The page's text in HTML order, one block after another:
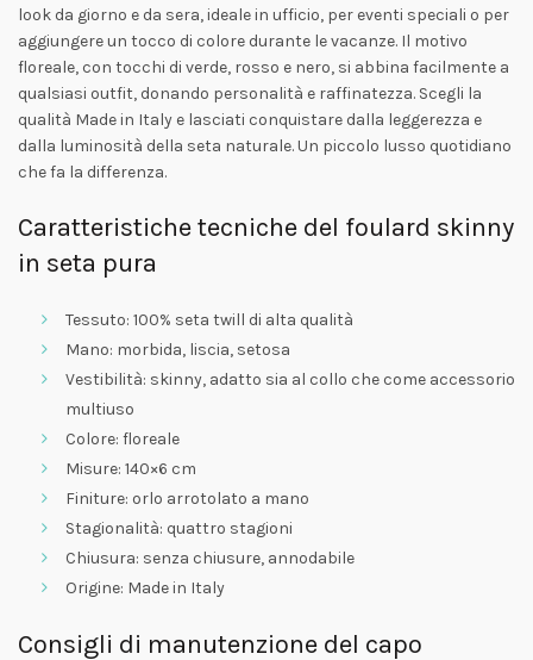
look da giorno e da sera, ideale in ufficio, per eventi speciali o per
aggiungere un tocco di colore durante le vacanze. Il motivo
floreale, con tocchi di verde, rosso e nero, si abbina facilmente a
qualsiasi outfit, donando personalità e raffinatezza. Scegli la
qualità Made in Italy e lasciati conquistare dalla leggerezza e
dalla luminosità della seta naturale. Un piccolo lusso quotidiano
che fa la differenza.
Caratteristiche tecniche del foulard skinny
in seta pura
Tessuto: 100% seta twill di alta qualità
Mano: morbida, liscia, setosa
Vestibilità: skinny, adatto sia al collo che come accessorio
multiuso
Colore: floreale
Misure: 140×6 cm
Finiture: orlo arrotolato a mano
Stagionalità: quattro stagioni
Chiusura: senza chiusure, annodabile
Origine: Made in Italy
Consigli di manutenzione del capo